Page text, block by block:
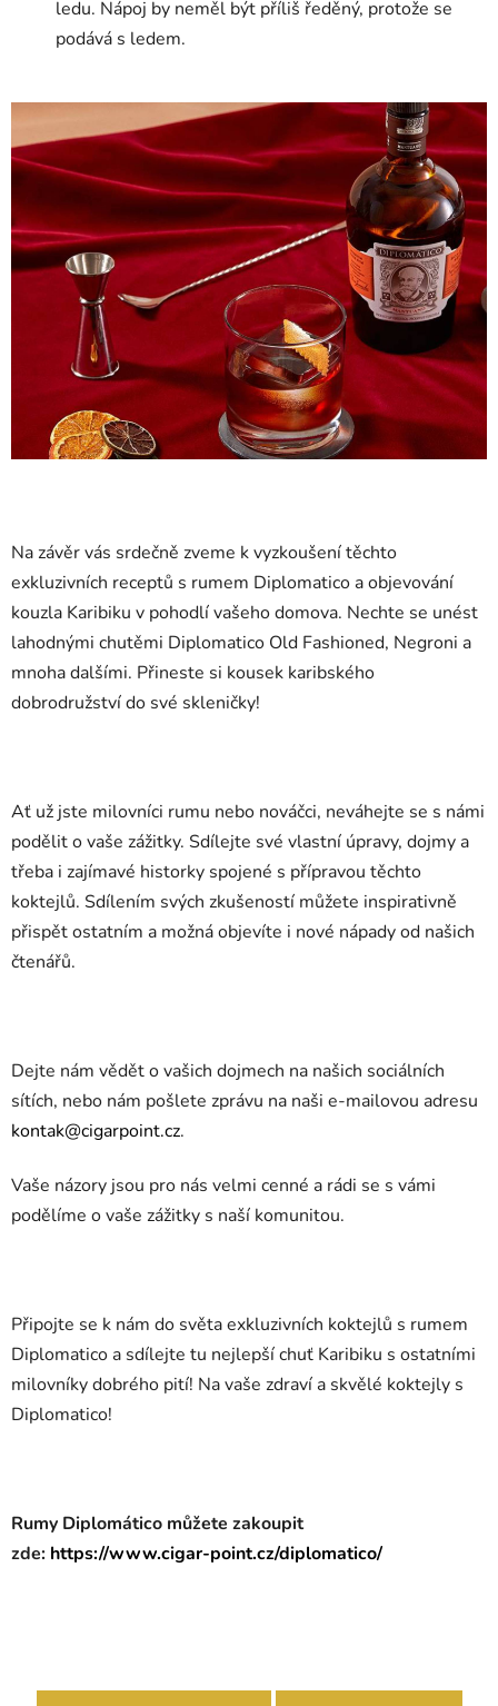
ledu. Nápoj by neměl být příliš ředěný, protože se
podává s ledem.
Na závěr vás srdečně zveme k vyzkoušení těchto
exkluzivních receptů s rumem Diplomatico a objevování
kouzla Karibiku v pohodlí vašeho domova. Nechte se unést
lahodnými chutěmi Diplomatico Old Fashioned, Negroni a
mnoha dalšími. Přineste si kousek karibského
dobrodružství do své skleničky!
Ať už jste milovníci rumu nebo nováčci, neváhejte se s námi
podělit o vaše zážitky. Sdílejte své vlastní úpravy, dojmy a
třeba i zajímavé historky spojené s přípravou těchto
koktejlů. Sdílením svých zkušeností můžete inspirativně
přispět ostatním a možná objevíte i nové nápady od našich
čtenářů.
Dejte nám vědět o vašich dojmech na našich sociálních
sítích, nebo nám pošlete zprávu na naši e-mailovou adresu
kontak@cigarpoint.cz.
Vaše názory jsou pro nás velmi cenné a rádi se s vámi
podělíme o vaše zážitky s naší komunitou.
Připojte se k nám do světa exkluzivních koktejlů s rumem
Diplomatico a sdílejte tu nejlepší chuť Karibiku s ostatními
milovníky dobrého pití! Na vaše zdraví a skvělé koktejly s
Diplomatico!
Rumy Diplomático můžete zakoupit
zde: https://www.cigar-point.cz/diplomatico/